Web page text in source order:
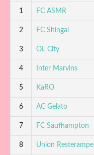
1 FC ASMR
2 FC Shingal
3 OL City
4 Inter Marvins
5 KaRO
6 AC Gelato
7 FC Saufhampton
8 Union Resterampe